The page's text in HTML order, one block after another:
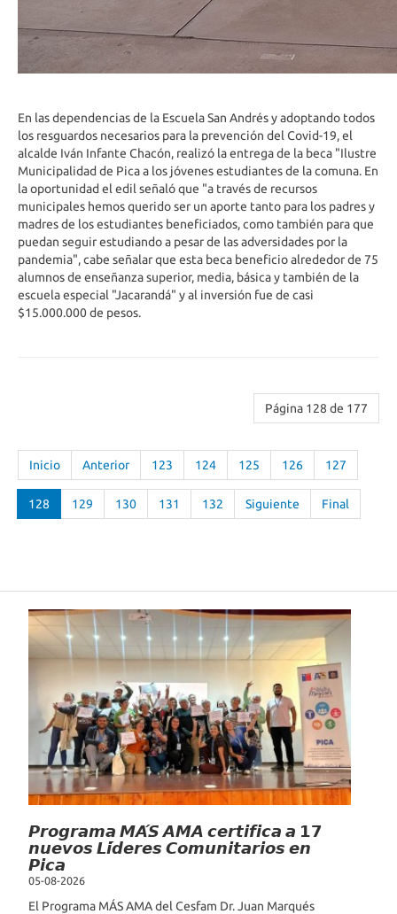
En las dependencias de la Escuela San Andrés y adoptando todos
los resguardos necesarios para la prevención del Covid-19, el
alcalde Iván Infante Chacón, realizó la entrega de la beca "Ilustre
Municipalidad de Pica a los jóvenes estudiantes de la comuna. En
la oportunidad el edil señaló que "a través de recursos
municipales hemos querido ser un aporte tanto para los padres y
madres de los estudiantes beneficiados, como también para que
puedan seguir estudiando a pesar de las adversidades por la
pandemia", cabe señalar que esta beca beneficio alrededor de 75
alumnos de enseñanza superior, media, básica y también de la
escuela especial "Jacarandá" y al inversión fue de casi
$15.000.000 de pesos.
Página 128 de 177
Inicio Anterior 123 124 125 126 127
128 129 130 131 132 Siguiente Final
𝙋𝙧𝙤𝙜𝙧𝙖𝙢𝙖 𝙈𝘼́𝙎 𝘼𝙈𝘼 𝙘𝙚𝙧𝙩𝙞𝙛𝙞𝙘𝙖 𝙖 𝟭𝟳
𝙣𝙪𝙚𝙫𝙤𝙨 𝙇𝙞́𝙙𝙚𝙧𝙚𝙨 𝘾𝙤𝙢𝙪𝙣𝙞𝙩𝙖𝙧𝙞𝙤𝙨 𝙚𝙣
𝙋𝙞𝙘𝙖
05-08-2026
El Programa MÁS AMA del Cesfam Dr. Juan Marqués